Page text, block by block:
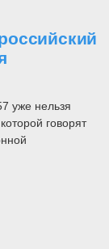
уже нельзя
говорят